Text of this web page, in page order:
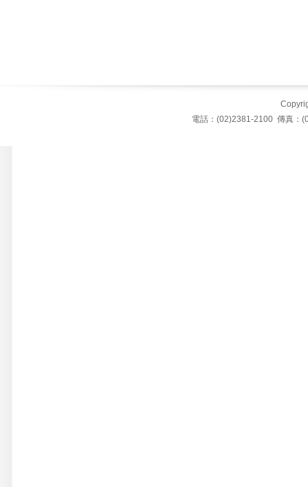
電話：(02)2381-2100 傳真：